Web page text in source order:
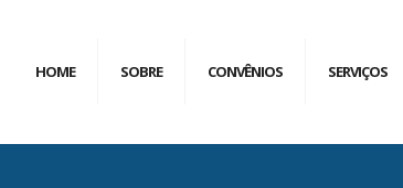
HOME SOBRE CONVÊNIOS SERVIÇOS